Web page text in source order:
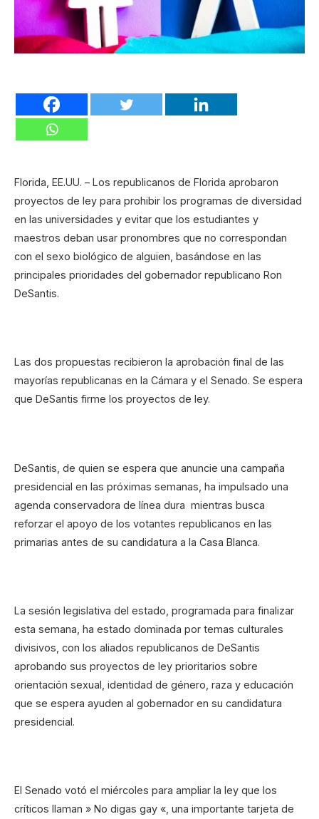
Florida, EE.UU. – Los republicanos de Florida aprobaron
proyectos de ley para prohibir los programas de diversidad
en las universidades y evitar que los estudiantes y
maestros deban usar pronombres que no correspondan
con el sexo biológico de alguien, basándose en las
principales prioridades del gobernador republicano Ron
DeSantis.
Las dos propuestas recibieron la aprobación final de las
mayorías republicanas en la Cámara y el Senado. Se espera
que DeSantis firme los proyectos de ley.
DeSantis, de quien se espera que anuncie una campaña
presidencial en las próximas semanas, ha impulsado una
agenda conservadora de línea dura mientras busca
reforzar el apoyo de los votantes republicanos en las
primarias antes de su candidatura a la Casa Blanca.
La sesión legislativa del estado, programada para finalizar
esta semana, ha estado dominada por temas culturales
divisivos, con los aliados republicanos de DeSantis
aprobando sus proyectos de ley prioritarios sobre
orientación sexual, identidad de género, raza y educación
que se espera ayuden al gobernador en su candidatura
presidencial.
El Senado votó el miércoles para ampliar la ley que los
críticos llaman » No digas gay «, una importante tarjeta de